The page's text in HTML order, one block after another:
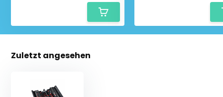
Zuletzt angesehen